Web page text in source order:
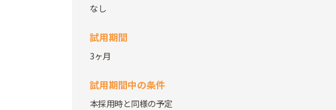
なし
試用期間
3ヶ月
試用期間中の条件
本採用時と同様の予定